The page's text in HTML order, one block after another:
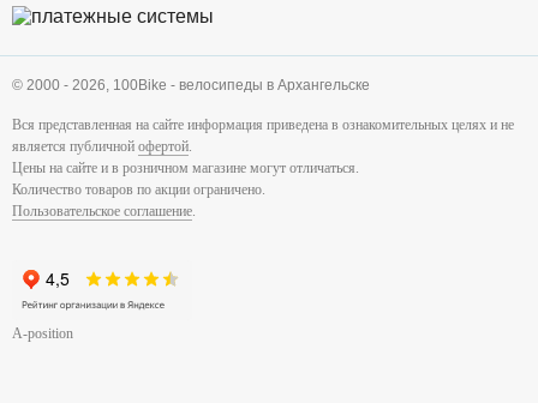
© 2000 - 2026, 100Bike - велосипеды в Архангельске
Вся представленная на сайте информация приведена в ознакомительных целях и не
является публичной офертой.
Цены на сайте и в розничном магазине могут отличаться.
Количество товаров по акции ограничено.
Пользовательское соглашение.
A-position